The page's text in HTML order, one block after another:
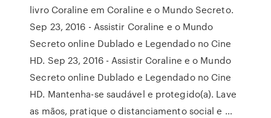
livro Coraline em Coraline e o Mundo Secreto.
Sep 23, 2016 - Assistir Coraline e o Mundo
Secreto online Dublado e Legendado no Cine
HD. Sep 23, 2016 - Assistir Coraline e o Mundo
Secreto online Dublado e Legendado no Cine
HD. Mantenha-se saudável e protegido(a). Lave
as mãos, pratique o distanciamento social e …